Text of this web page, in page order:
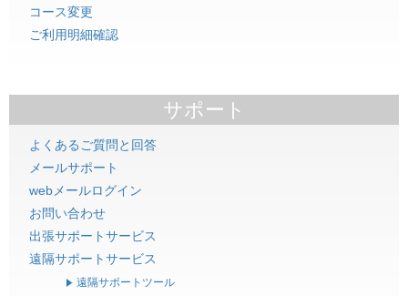
コース変更
ご利用明細確認
サポート
よくあるご質問と回答
メールサポート
webメールログイン
お問い合わせ
出張サポートサービス
遠隔サポートサービス
遠隔サポートツール